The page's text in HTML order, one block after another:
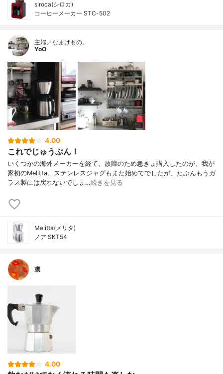
siroca(シロカ)
コーヒーメーカー STC-502
主婦／なまけもの。
YoO
4.00
これでじゅうぶん！
いくつかの海外メーカーを経て、故障のため急きょ購入したのが、我が
家初のMelitta。ステンレスジャグもまた始めてでしたが、たぶんもうガ
ラス製には戻れないでしょ…続きを見る
Melitta(メリタ)
ノア SKT54
凛
4.00